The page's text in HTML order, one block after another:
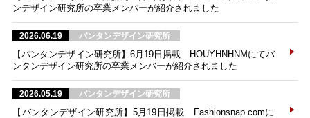
ンデザイン研究所の卒業メンバーが紹介されました
2026.06.19 バンタンデザイン研究所
【バンタンデザイン研究所】6月19日掲載 HOUYHNHNMにてバ
ンタンデザイン研究所の卒業メンバーが紹介されました
2026.05.19 バンタンデザイン研究所
【バンタンデザイン研究所】5月19日掲載 Fashionsnap.comに